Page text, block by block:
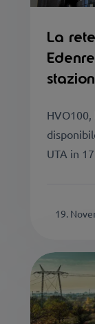
La
UTA in
19.